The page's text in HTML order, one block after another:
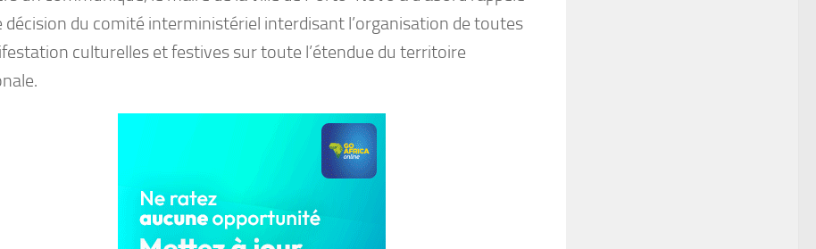
décision du comité interministériel interdisant l’organisation de toutes
culturelles et festives sur toute l’étendue du territoire